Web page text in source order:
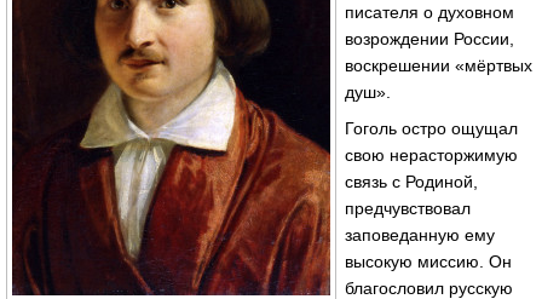
писателя о духовном
возрождении России,
воскрешении «мёртвых
душ».
Гоголь остро ощущал
свою нерасторжимую
связь с Родиной,
предчувствовал
заповеданную ему
высокую миссию. Он
благословил русскую